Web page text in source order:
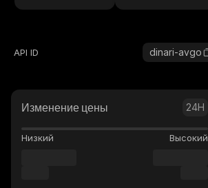
API ID dinari-avgo
Изменение цены 24H
Низкий Высокий